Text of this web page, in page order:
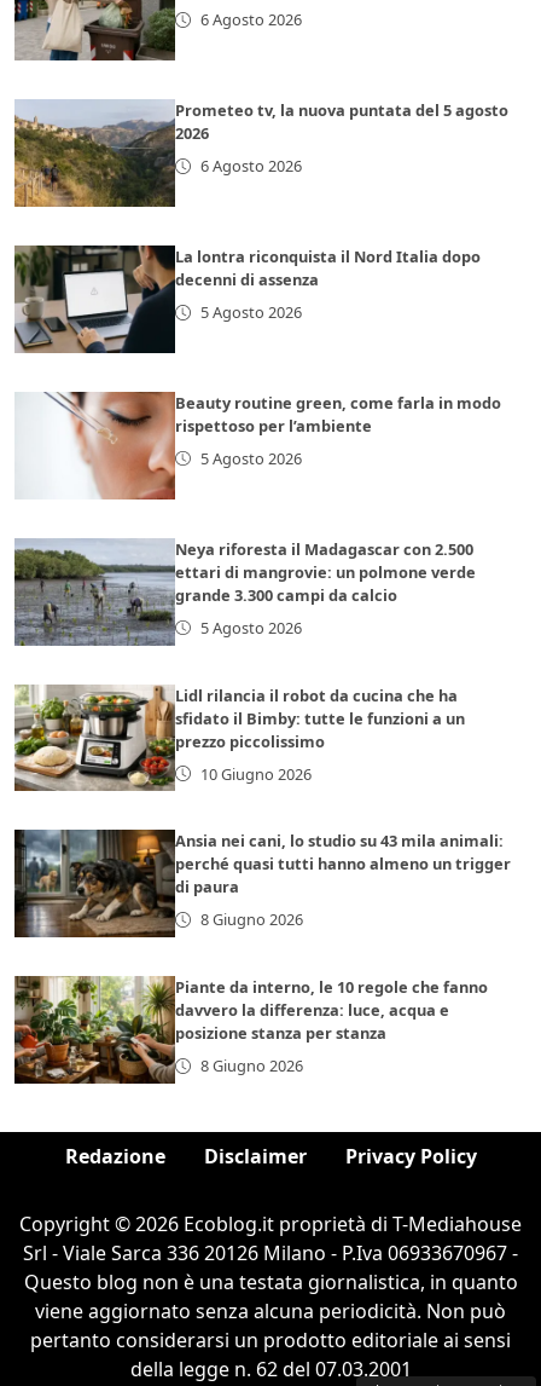
6 Agosto 2026
Prometeo tv, la nuova puntata del 5 agosto
2026
6 Agosto 2026
La lontra riconquista il Nord Italia dopo
decenni di assenza
5 Agosto 2026
Beauty routine green, come farla in modo
rispettoso per l’ambiente
5 Agosto 2026
Neya riforesta il Madagascar con 2.500
ettari di mangrovie: un polmone verde
grande 3.300 campi da calcio
5 Agosto 2026
Lidl rilancia il robot da cucina che ha
sfidato il Bimby: tutte le funzioni a un
prezzo piccolissimo
10 Giugno 2026
Ansia nei cani, lo studio su 43 mila animali:
perché quasi tutti hanno almeno un trigger
di paura
8 Giugno 2026
Piante da interno, le 10 regole che fanno
davvero la differenza: luce, acqua e
posizione stanza per stanza
8 Giugno 2026
Redazione Disclaimer Privacy Policy
Copyright © 2026 Ecoblog.it proprietà di T-Mediahouse
Srl - Viale Sarca 336 20126 Milano - P.Iva 06933670967 -
Questo blog non è una testata giornalistica, in quanto
viene aggiornato senza alcuna periodicità. Non può
pertanto considerarsi un prodotto editoriale ai sensi
della legge n. 62 del 07.03.2001